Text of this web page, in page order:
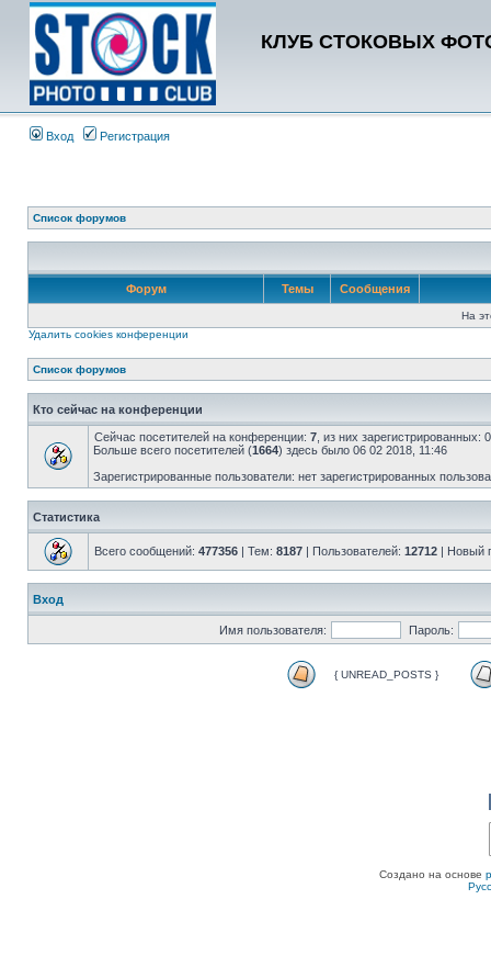
КЛУБ СТОКОВЫХ
Вход Регистрация
Список форумов
Форум Темы Сообщения
На
Удалить cookies конференции
Список форумов
Кто сейчас на конференции
Сейчас посетителей на конференции: 7 , из них
Больше всего посетителей (1664) здесь было 06 02 2018, 11:46
Зарегистрированные пользователи: нет зарегистрированных
Статистика
Всего сообщений: 477356 | Тем: 8187 | Пользователей: 12712 | Новый
Вход
Имя пользователя: Пароль:
{ UNREAD_POSTS }
Создано на основе